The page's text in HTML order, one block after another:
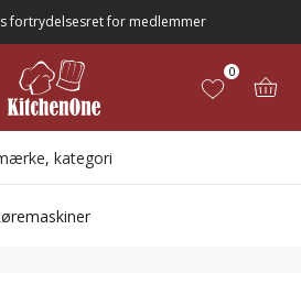
fortrydelsesret for medlemmer
0
Patissier XL